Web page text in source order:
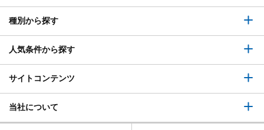
種別から探す
人気条件から探す
サイトコンテンツ
当社について